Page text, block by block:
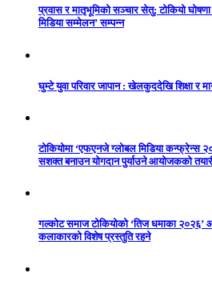
प्रवास र मातृभूमिको सञ्चार सेतु: टोकियो
मिडिया सम्मेलन’ सम्पन्न
घुम्टे युवा परिवार जापान : खेलकुददेखि शिक्षा र
टोकियोमा ‘एफएनजे ग्लोबल मिडिया कन्फ्रेन्स
सशक्त बनाउन योगदान पुर्याउने आयोजकको
गल्कोट समाज टोकियोको ‘तिज धमाका २०२६’
कलाकारको विशेष प्रस्तुति रहने